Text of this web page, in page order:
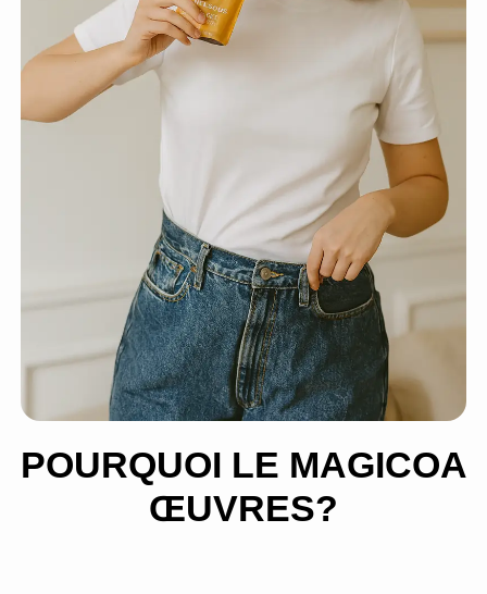
POURQUOI LE MAGICOA
ŒUVRES?